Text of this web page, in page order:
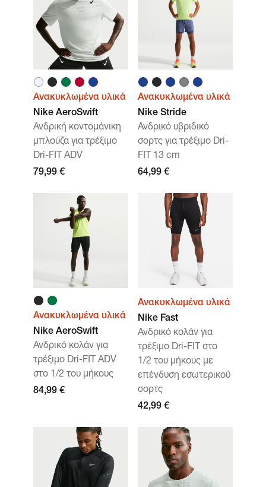
Ανακυκλωμένα υλικά
Nike AeroSwift
Ανδρική κοντομάνικη
μπλούζα για τρέξιμο
Dri-FIT ADV
79,99 €
Ανακυκλωμένα υλικά
Nike Stride
Ανδρικό υβριδικό
σορτς για τρέξιμο Dri-
FIT 13 cm
64,99 €
Ανακυκλωμένα υλικά
Nike AeroSwift
Ανδρικό κολάν για
τρέξιμο Dri-FIT ADV
στο 1/2 του μήκους
84,99 €
Ανακυκλωμένα υλικά
Nike Fast
Ανδρικό κολάν για
τρέξιμο Dri-FIT στο
1/2 του μήκους με
επένδυση εσωτερικού
σορτς
42,99 €